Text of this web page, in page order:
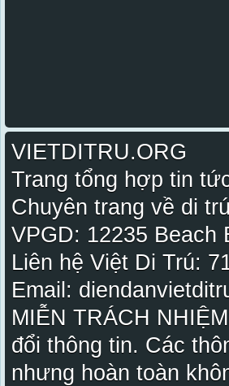
VIETDITRU.ORG
Trang tổng hợp tin
Chuyên trang về di trú
VPGD: 12235 Beach
Liên hệ Việt Di Trú:
Email:
MIỄN TRÁCH
đổi thông tin. Các
nhưng hoàn toàn